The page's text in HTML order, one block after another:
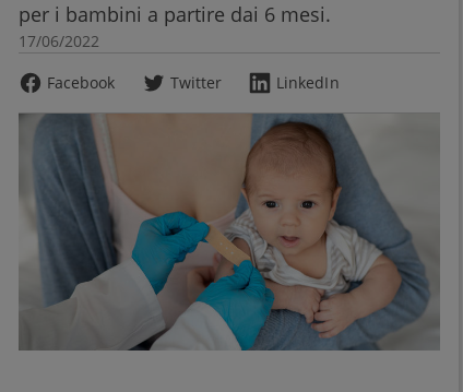
per i bambini a partire dai 6 mesi.
17/06/2022
Facebook
Twitter LinkedIn